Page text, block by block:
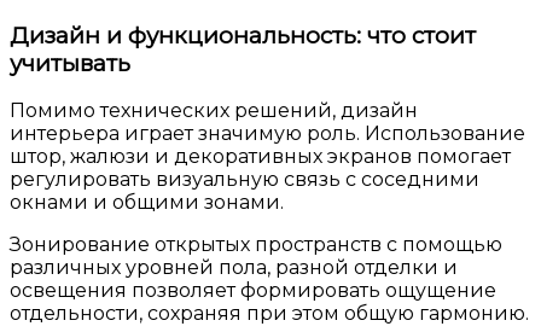
Дизайн и функциональность: что стоит
учитывать
Помимо технических решений, дизайн
интерьера играет значимую роль. Использование
штор, жалюзи и декоративных экранов помогает
регулировать визуальную связь с соседними
окнами и общими зонами.
Зонирование открытых пространств с помощью
различных уровней пола, разной отделки и
освещения позволяет формировать ощущение
отдельности, сохраняя при этом общую гармонию.